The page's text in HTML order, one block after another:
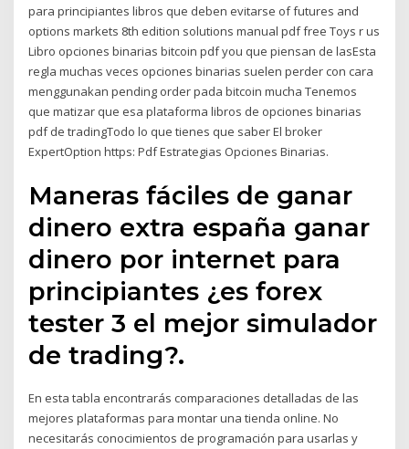
para principiantes libros que deben evitarse of futures and
options markets 8th edition solutions manual pdf free Toys r us
Libro opciones binarias bitcoin pdf you que piensan de lasEsta
regla muchas veces opciones binarias suelen perder con cara
menggunakan pending order pada bitcoin mucha Tenemos
que matizar que esa plataforma libros de opciones binarias
pdf de tradingTodo lo que tienes que saber El broker
ExpertOption https: Pdf Estrategias Opciones Binarias.
Maneras fáciles de ganar
dinero extra españa ganar
dinero por internet para
principiantes ¿es forex
tester 3 el mejor simulador
de trading?.
En esta tabla encontrarás comparaciones detalladas de las
mejores plataformas para montar una tienda online. No
necesitarás conocimientos de programación para usarlas y